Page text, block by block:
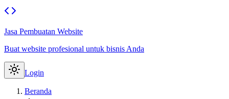
Jasa Pembuatan Website
Buat website profesional untuk bisnis Anda
Login
Beranda